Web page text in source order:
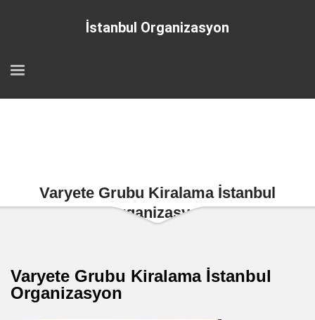
İstanbul Organizasyon
Varyete Grubu Kiralama İstanbul
Organizasyon
Varyete Grubu Kiralama İstanbul
Organizasyon